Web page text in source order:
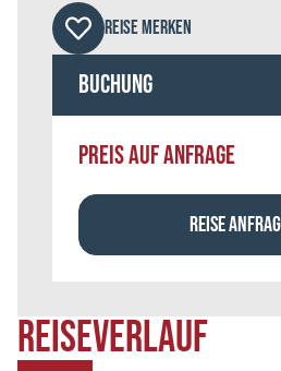
REISEVERLAUF
REISE MERKEN
Buchung
PREIS AUF ANFRAGE
REISE